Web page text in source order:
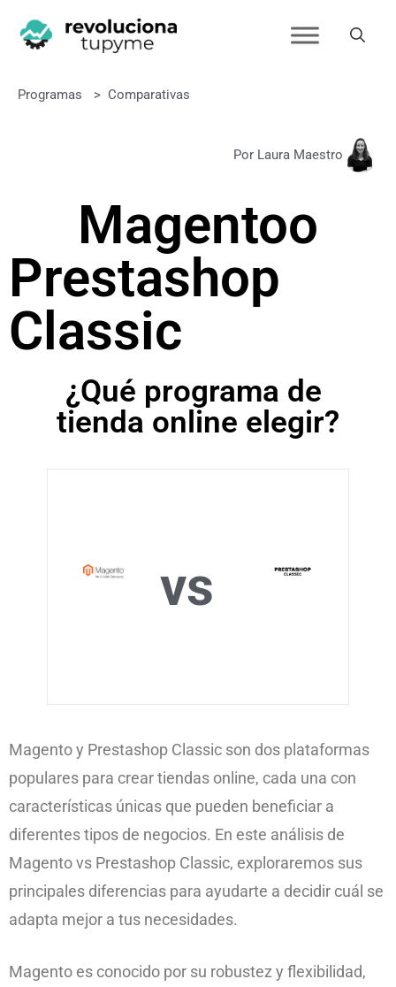
Programas > Comparativas
Por Laura Maestro
Magentoo
Prestashop
Classic
¿Qué programa de
tienda online elegir?
vs
Magento y Prestashop Classic son dos plataformas
populares para crear tiendas online, cada una con
características únicas que pueden beneficiar a
diferentes tipos de negocios. En este análisis de
Magento vs Prestashop Classic, exploraremos sus
principales diferencias para ayudarte a decidir cuál se
adapta mejor a tus necesidades.
Magento es conocido por su robustez y flexibilidad,